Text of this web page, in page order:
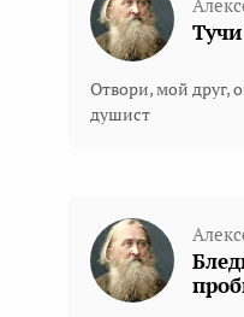
Тучи
Отвори, мой друг,
душист